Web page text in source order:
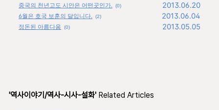
중국의 천년고도 시안은 어떤곳인가. (0) 2013.06.20
6월은 호국 보훈의 달입니다. (2) 2013.06.04
정돈된 아름다움 (0) 2013.05.05
'역사이야기/역사-시사-설화' Related Articles